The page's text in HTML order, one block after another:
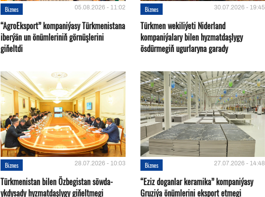
Biznes 05.08.2026 - 11:02
“AgroEksport” kompaniýasy Türkmenistana
iberýän un önümleriniň görnüşlerini
giňeltdi
Biznes 30.07.2026 - 19:45
Türkmen wekiliýeti Niderland
kompaniýalary bilen hyzmatdaşlygy
ösdürmegiň ugurlaryna garady
Biznes 28.07.2026 - 10:03
Türkmenistan bilen Özbegistan söwda-
ykdysady hyzmatdaşlygy giňeltmegi
Biznes 27.07.2026 - 14:48
“Eziz doganlar keramika” kompaniýasy
Gruziýa önümlerini eksport etmegi